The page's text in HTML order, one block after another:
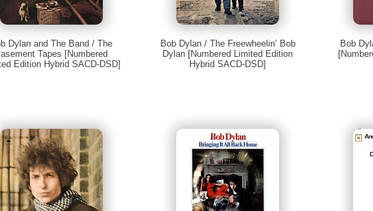
Dylan and The Band / The
Tapes [Numbered
Edition Hybrid SACD-DSD]
Bob Dylan / The Freewheelin’ Bob
Dylan [Numbered Limited Edition
Hybrid SACD-DSD]
Bob